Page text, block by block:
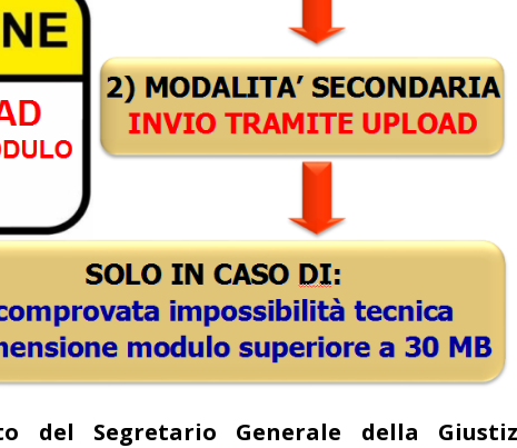
del Segretario Generale della